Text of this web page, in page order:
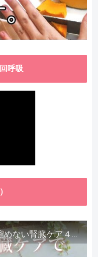
呼吸
【毒出し】老廃物を身体に溜めない腎臓ケア４種をご紹介します。